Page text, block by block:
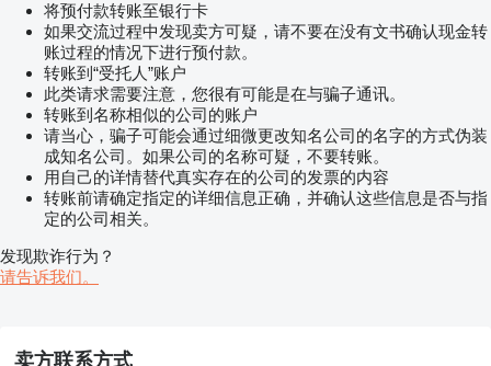
将预付款转账至银行卡
如果交流过程中发现卖方可疑，请不要在没有文书确认现金转
账过程的情况下进行预付款。
转账到“受托人”账户
此类请求需要注意，您很有可能是在与骗子通讯。
转账到名称相似的公司的账户
请当心，骗子可能会通过细微更改知名公司的名字的方式伪装
成知名公司。如果公司的名称可疑，不要转账。
用自己的详情替代真实存在的公司的发票的内容
转账前请确定指定的详细信息正确，并确认这些信息是否与指
定的公司相关。
发现欺诈行为？
请告诉我们。
卖方联系方式